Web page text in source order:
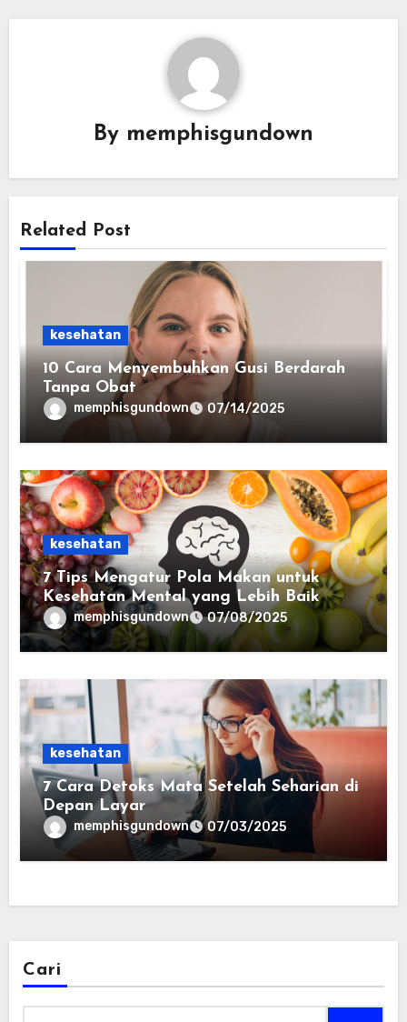
By memphisgundown
Related Post
kesehatan
10 Cara Menyembuhkan Gusi Berdarah
Tanpa Obat
memphisgundown 07/14/2025
kesehatan
7 Tips Mengatur Pola Makan untuk
Kesehatan Mental yang Lebih Baik
memphisgundown 07/08/2025
kesehatan
7 Cara Detoks Mata Setelah Seharian di
Depan Layar
memphisgundown 07/03/2025
Cari